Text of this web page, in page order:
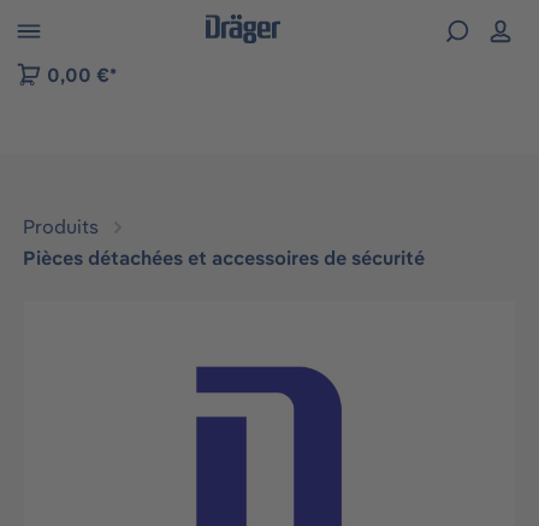
to B2B platform navigation
0,00 €*
Produits
Pièces détachées et accessoires de sécurité
Ignorer la galerie d'images